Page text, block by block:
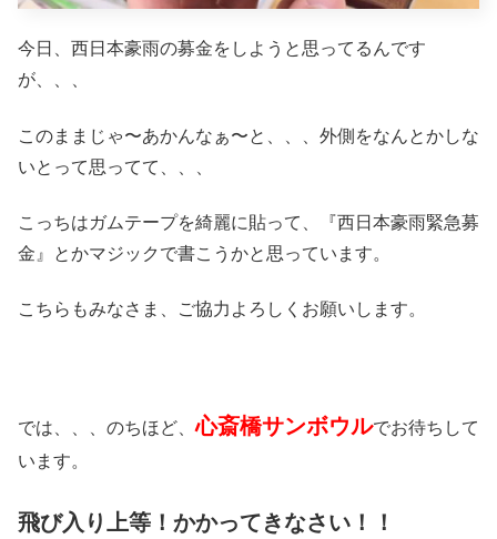
今日、西日本豪雨の募金をしようと思ってるんです
が、、、
このままじゃ〜あかんなぁ〜と、、、外側をなんとかしな
いとって思ってて、、、
こっちはガムテープを綺麗に貼って、『西日本豪雨緊急募
金』とかマジックで書こうかと思っています。
こちらもみなさま、ご協力よろしくお願いします。
では、、、のちほど、心斎橋サンボウルでお待ちして
います。
飛び入り上等！かかってきなさい！！